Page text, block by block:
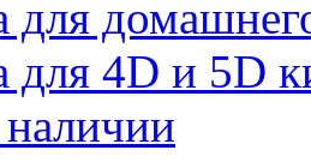
для
для 4D и 5D